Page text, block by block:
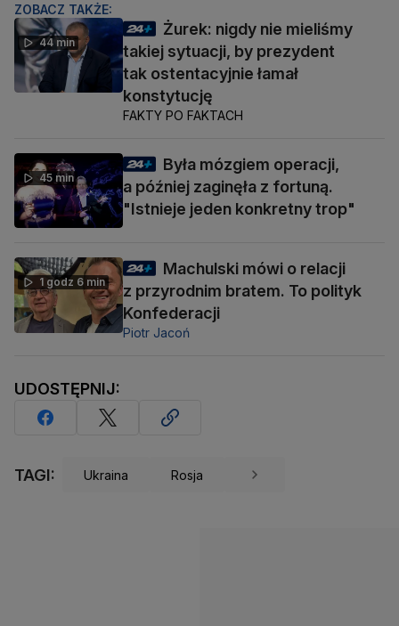
ZOBACZ TAKŻE:
44 min
Żurek: nigdy nie mieliśmy
takiej sytuacji, by prezydent
tak ostentacyjnie łamał
konstytucję
FAKTY PO FAKTACH
45 min
Była mózgiem operacji,
a później zaginęła z fortuną.
"Istnieje jeden konkretny trop"
1 godz 6 min
Machulski mówi o relacji
z przyrodnim bratem. To polityk
Konfederacji
Piotr Jacoń
UDOSTĘPNIJ:
TAGI: Ukraina Rosja